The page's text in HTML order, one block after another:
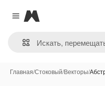
Close menu
Magnific
Главная/Стоковый/Векторы/